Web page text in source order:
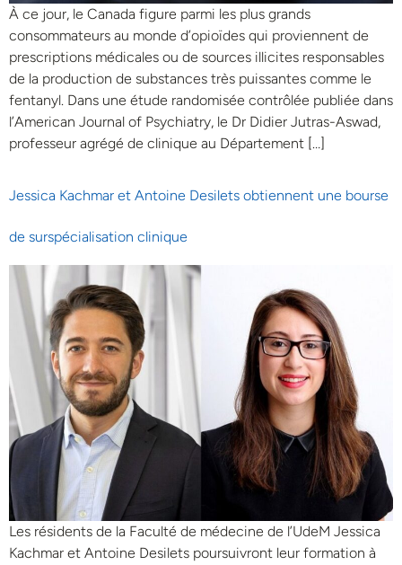
À ce jour, le Canada figure parmi les plus grands
consommateurs au monde d’opioïdes qui proviennent de
prescriptions médicales ou de sources illicites responsables
de la production de substances très puissantes comme le
fentanyl. Dans une étude randomisée contrôlée publiée dans
l’American Journal of Psychiatry, le Dr Didier Jutras-Aswad,
professeur agrégé de clinique au Département […]
Jessica Kachmar et Antoine Desilets obtiennent une bourse
de surspécialisation clinique
Les résidents de la Faculté de médecine de l’UdeM Jessica
Kachmar et Antoine Desilets poursuivront leur formation à